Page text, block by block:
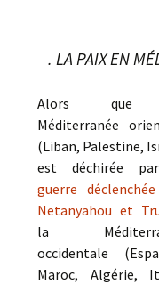
. LA PAIX EN
Alors que
Méditerranée
(Liban, Palestine,
est déchirée
guerre
Netanyahou et
la
occidentale
Maroc, Algérie,